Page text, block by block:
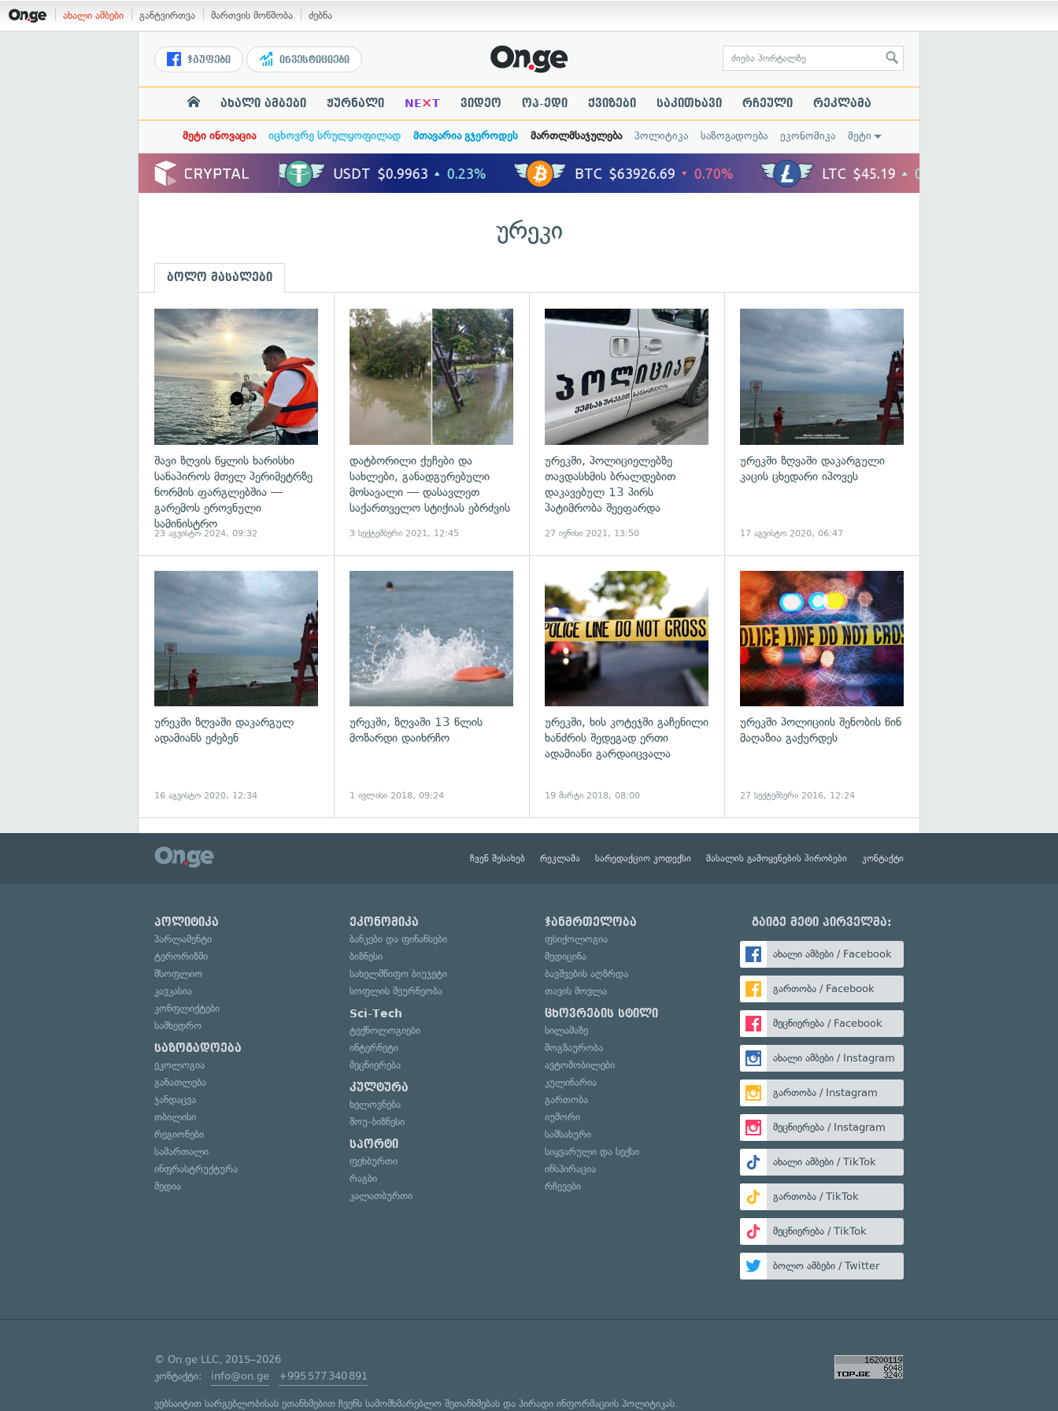
ახალი ამბები განტვირთვა მართვის მოწმობა ძებნა
ჯგუფები ინვესტიციები
ახალი ამბები ჟურნალი NE×T ვიდეო ოპ-ედი ქვიზები საკითხავი რჩეული რეკლამა
მეტი ინოვაცია იცხოვრე სრულყოფილად მთავარია გჯეროდეს მართლმსაჯულება პოლიტიკა საზოგადოება ეკონომიკა მეტი
ურეკი
ბოლო მასალები
გადახედვა
შავი ზღვის წყლის ხარისხი
სანაპიროს მთელ პერიმეტრზე
ნორმის ფარგლებშია —
გარემოს ეროვნული
სამინისტრო
23 აგვისტო 2024, 09:32
გადახედვა
დატბორილი ქუჩები და
სახლები, განადგურებული
მოსავალი — დასავლეთ
საქართველო სტიქიას ებრძვის
3 სექტემბერი 2021, 12:45
ურეკში, პოლიციელებზე
თავდასხმის ბრალდებით
დაკავებულ 13 პირს
პატიმრობა შეეფარდა
27 ივნისი 2021, 13:50
ურეკში ზღვაში დაკარგული
კაცის ცხედარი იპოვეს
17 აგვისტო 2020, 06:47
გადახედვა
ურეკში ზღვაში დაკარგულ
ადამიანს ეძებენ
16 აგვისტო 2020, 12:34
გადახედვა
ურეკში, ზღვაში 13 წლის
მოზარდი დაიხრჩო
1 ივლისი 2018, 09:24
გადახედვა
ურეკში, ხის კოტეჯში გაჩენილი
ხანძრის შედეგად ერთი
ადამიანი გარდაიცვალა
19 მარტი 2018, 08:00
ურეკში პოლიციის შენობის წინ
მაღაზია გაქურდეს
27 სექტემბერი 2016, 12:24
ჩვენ შესახებ რეკლამა სარედაქციო კოდექსი მასალის გამოყენების პირობები კონტაქტი
პოლიტიკა
პარლამენტი
ტერორიზმი
მსოფლიო
კავკასია
კონფლიქტები
სამხედრო
საზოგადოება
ეკოლოგია
განათლება
ჯანდაცვა
თბილისი
რეგიონები
სამართალი
ინფრასტრუქტურა
მედია
ეკონომიკა
ბანკები და ფინანსები
ბიზნესი
სახელმწიფო ბიუჯეტი
სოფლის მეურნეობა
Sci-Tech
ტექნოლოგიები
ინტერნეტი
მეცნიერება
კულტურა
ხელოვნება
შოუ-ბიზნესი
სპორტი
ფეხბურთი
რაგბი
კალათბურთი
ჯანმრთელობა
ფსიქოლოგია
მედიცინა
ბავშვების აღზრდა
თავის მოვლა
ცხოვრების სტილი
სილამაზე
მოგზაურობა
ავტომობილები
კულინარია
გართობა
იუმორი
სამსახური
სიყვარული და სექსი
ინსპირაცია
რჩევები
გაიგე მეტი პირველმა:
ახალი ამბები / Facebook
გართობა / Facebook
მეცნიერება / Facebook
ახალი ამბები / Instagram
გართობა / Instagram
მეცნიერება / Instagram
ახალი ამბები / TikTok
გართობა / TikTok
მეცნიერება / TikTok
ბოლო ამბები / Twitter
© On.ge LLC, 2015–2026
კონტაქტი: info@on.ge +995 577 340 891
ვებსაიტით სარგებლობისას ეთანხმებით ჩვენს სამომხმარებლო შეთანხმებას და პირადი ინფორმაციის პოლიტიკას